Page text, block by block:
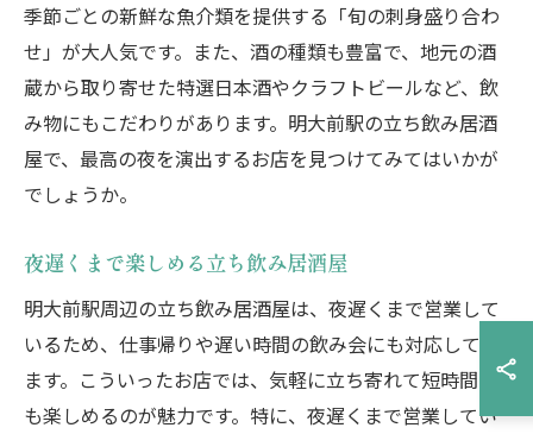
季節ごとの新鮮な魚介類を提供する「旬の刺身盛り合わ
せ」が大人気です。また、酒の種類も豊富で、地元の酒
蔵から取り寄せた特選日本酒やクラフトビールなど、飲
み物にもこだわりがあります。明大前駅の立ち飲み居酒
屋で、最高の夜を演出するお店を見つけてみてはいかが
でしょうか。
夜遅くまで楽しめる立ち飲み居酒屋
明大前駅周辺の立ち飲み居酒屋は、夜遅くまで営業して
いるため、仕事帰りや遅い時間の飲み会にも対応してい
ます。こういったお店では、気軽に立ち寄れて短時間で
も楽しめるのが魅力です。特に、夜遅くまで営業してい